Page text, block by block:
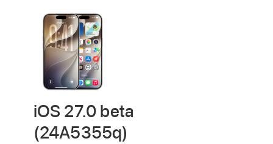
iOS 27.0 beta
(24A5355q)